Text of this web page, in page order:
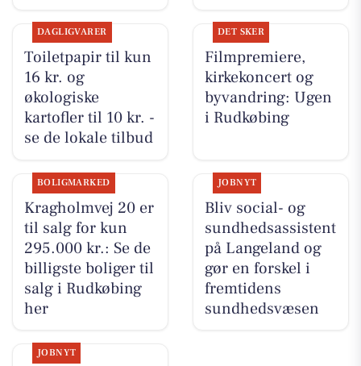
DAGLIGVARER
Toiletpapir til kun
16 kr. og
økologiske
kartofler til 10 kr. -
se de lokale tilbud
DET SKER
Filmpremiere,
kirkekoncert og
byvandring: Ugen
i Rudkøbing
BOLIGMARKED
Kragholmvej 20 er
til salg for kun
295.000 kr.: Se de
billigste boliger til
salg i Rudkøbing
her
JOBNYT
Bliv social- og
sundhedsassistent
på Langeland og
gør en forskel i
fremtidens
sundhedsvæsen
JOBNYT